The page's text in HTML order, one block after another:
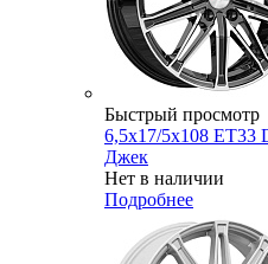
Быстрый просмотр
6,5x17/5x108 ET33
Джек
Нет в наличии
Подробнее